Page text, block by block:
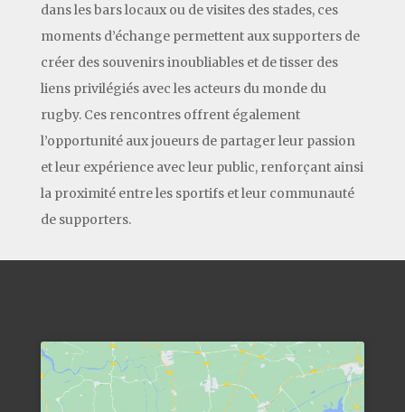
dans les bars locaux ou de visites des stades, ces
moments d’échange permettent aux supporters de
créer des souvenirs inoubliables et de tisser des
liens privilégiés avec les acteurs du monde du
rugby. Ces rencontres offrent également
l’opportunité aux joueurs de partager leur passion
et leur expérience avec leur public, renforçant ainsi
la proximité entre les sportifs et leur communauté
de supporters.